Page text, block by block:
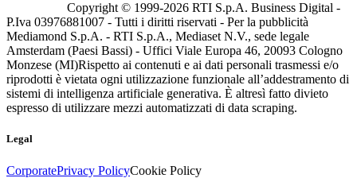
Copyright © 1999-2026 RTI S.p.A. Business Digital -
P.Iva 03976881007 - Tutti i diritti riservati - Per la pubblicità
Mediamond S.p.A. - RTI S.p.A., Mediaset N.V., sede legale
Amsterdam (Paesi Bassi) - Uffici Viale Europa 46, 20093 Cologno
Monzese (MI)Rispetto ai contenuti e ai dati personali trasmessi e/o
riprodotti è vietata ogni utilizzazione funzionale all’addestramento di
sistemi di intelligenza artificiale generativa. È altresì fatto divieto
espresso di utilizzare mezzi automatizzati di data scraping.
Legal
CorporatePrivacy PolicyCookie Policy